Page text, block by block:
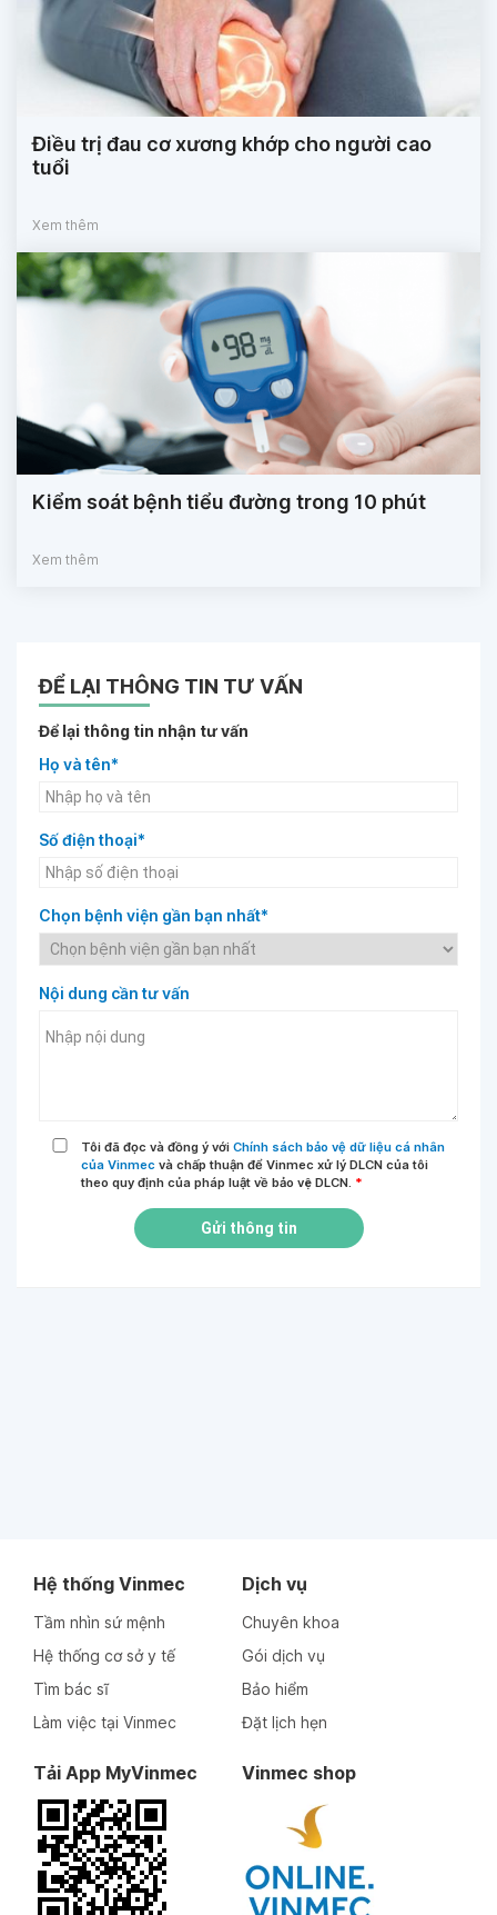
Điều trị đau cơ xương khớp cho người cao
tuổi
Xem thêm
Kiểm soát bệnh tiểu đường trong 10 phút
Xem thêm
ĐỂ LẠI THÔNG TIN TƯ VẤN
Để lại thông tin nhận tư vấn
Họ và tên*
Số điện thoại*
Chọn bệnh viện gần bạn nhất*
Nội dung cần tư vấn
Tôi đã đọc và đồng ý với Chính sách bảo vệ dữ liệu cá nhân
của Vinmec và chấp thuận để Vinmec xử lý DLCN của tôi
theo quy định của pháp luật về bảo vệ DLCN. *
Gửi thông tin
Hệ thống Vinmec
Tầm nhìn sứ mệnh
Hệ thống cơ sở y tế
Tìm bác sĩ
Làm việc tại Vinmec
Dịch vụ
Chuyên khoa
Gói dịch vụ
Bảo hiểm
Đặt lịch hẹn
Tải App MyVinmec Vinmec shop